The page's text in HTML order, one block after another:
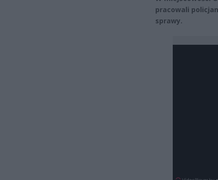
pracowali
sprawy.